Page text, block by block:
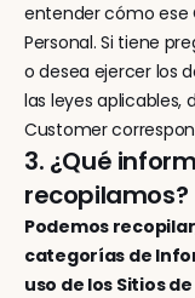
entender cómo ese
Personal. Si tiene
o desea ejercer los
las leyes aplicables,
Customer
3. ¿Qué
recopilamos?
Podemos
categorías de
uso de los Sitios